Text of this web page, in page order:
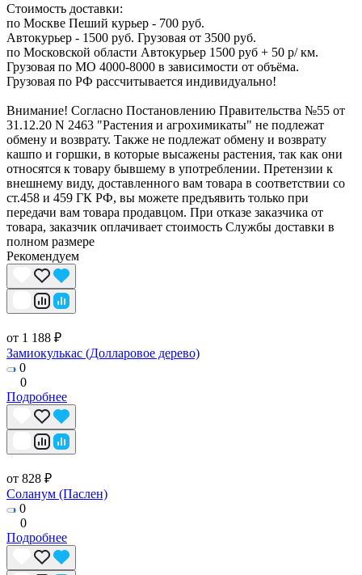
Стоимость доставки:
по Москве Пеший курьер - 700 руб.
Автокурьер - 1500 руб. Грузовая от 3500 руб.
по Московской области Автокурьер 1500 руб + 50 р/ км.
Грузовая по МО 4000-8000 в зависимости от объёма.
Грузовая по РФ рассчитывается индивидуально!
Внимание! Согласно Постановлению Правительства №55 от
31.12.20 N 2463 "Растения и агрохимикаты" не подлежат
обмену и возврату. Также не подлежат обмену и возврату
кашпо и горшки, в которые высажены растения, так как они
относятся к товару бывшему в употреблении. Претензии к
внешнему виду, доставленного вам товара в соответствии со
ст.458 и 459 ГК РФ, вы можете предъявить только при
передачи вам товара продавцом. При отказе заказчика от
товара, заказчик оплачивает стоимость Службы доставки в
полном размере
Рекомендуем
от 1 188 ₽
Замиокулькас (Долларовое дерево)
0
0
Подробнее
от 828 ₽
Соланум (Паслен)
0
0
Подробнее